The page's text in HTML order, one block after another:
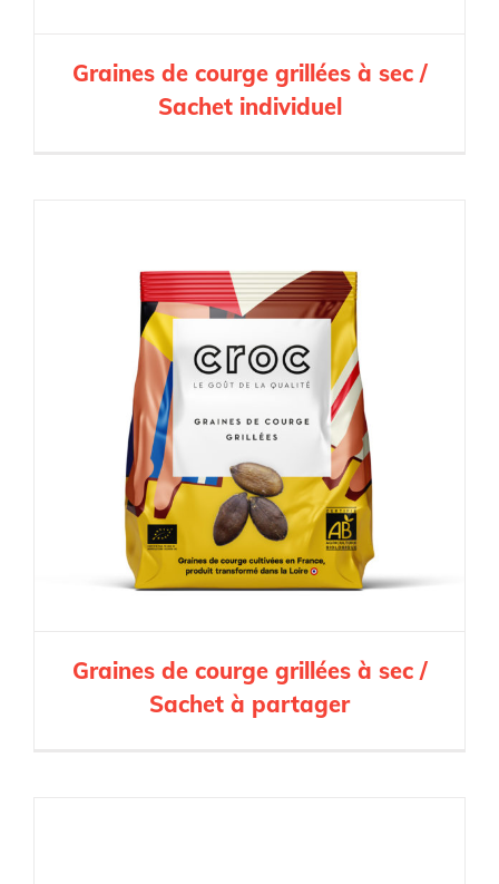
Graines de courge grillées à sec /
Sachet individuel
Graines de courge grillées à sec /
Sachet à partager